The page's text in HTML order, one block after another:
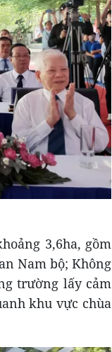
3,6ha, gồm
Nam bộ; Không
trường lấy cảm
khu vực chùa